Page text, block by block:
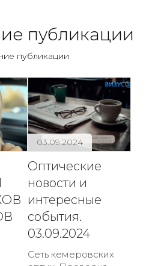
публикации
публикации
03.09.2024
Оптические
новости и
интересные
события.
03.09.2024
Сеть кемеровских